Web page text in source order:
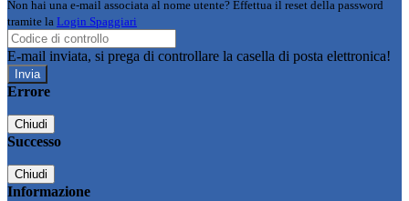
Non hai una e-mail associata al nome utente? Effettua il reset della password
tramite la Login Spaggiari
E-mail inviata, si prega di controllare la casella di posta elettronica!
Errore
Chiudi
Successo
Chiudi
Informazione